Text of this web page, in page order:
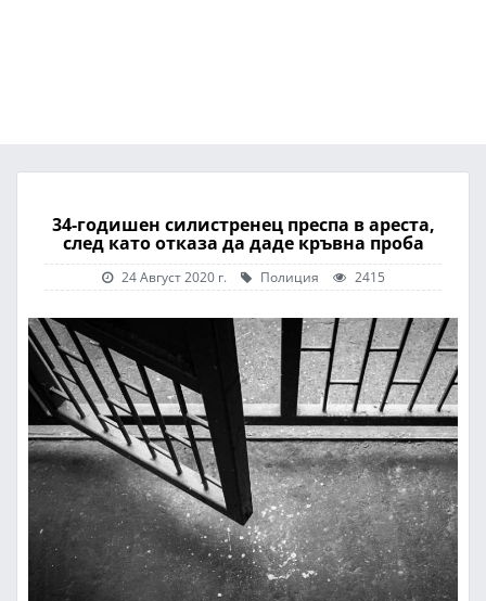
34-годишен силистренец преспа в ареста,
след като отказа да даде кръвна проба
24 Август 2020 г. Полиция 2415